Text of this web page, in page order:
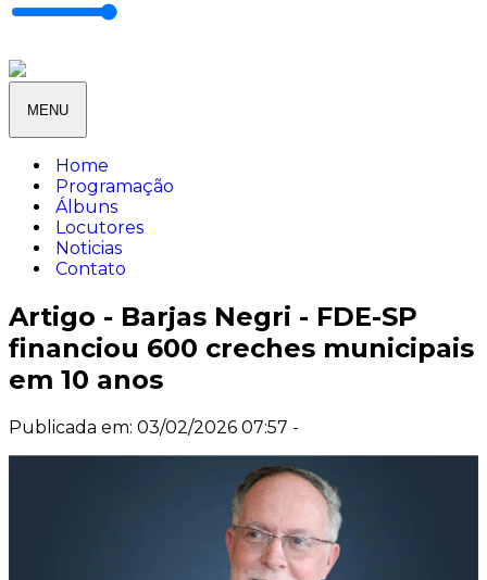
MENU
Home
Programação
Álbuns
Locutores
Noticias
Contato
Artigo - Barjas Negri - FDE-SP
financiou 600 creches municipais
em 10 anos
Publicada em: 03/02/2026 07:57 -